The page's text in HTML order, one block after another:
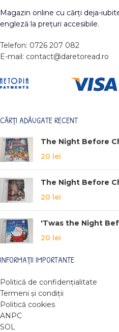
Magazin online cu cărți deja-
engleză la prețuri accesibile.
Telefon: 0726 207 082
E-mail: contact@daretoread.ro
CĂRȚI ADĂUGATE RECENT
The Night Before
20 lei
The Night Before
20 lei
'Twas the Night
20 lei
INFORMAȚII IMPORTANTE
Politică de confidențialitate
Termeni și condiții
Politică cookies
ANPC
SOL